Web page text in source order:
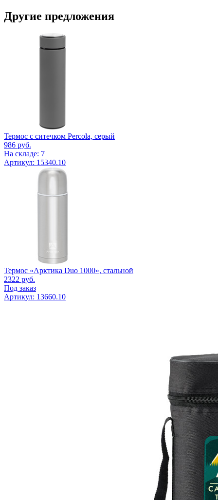
Другие предложения
Термос с ситечком Percola, серый
986 руб.
На складе: 7
Артикул: 15340.10
Термос «Арктика Duo 1000», стальной
2322 руб.
Под заказ
Артикул: 13660.10